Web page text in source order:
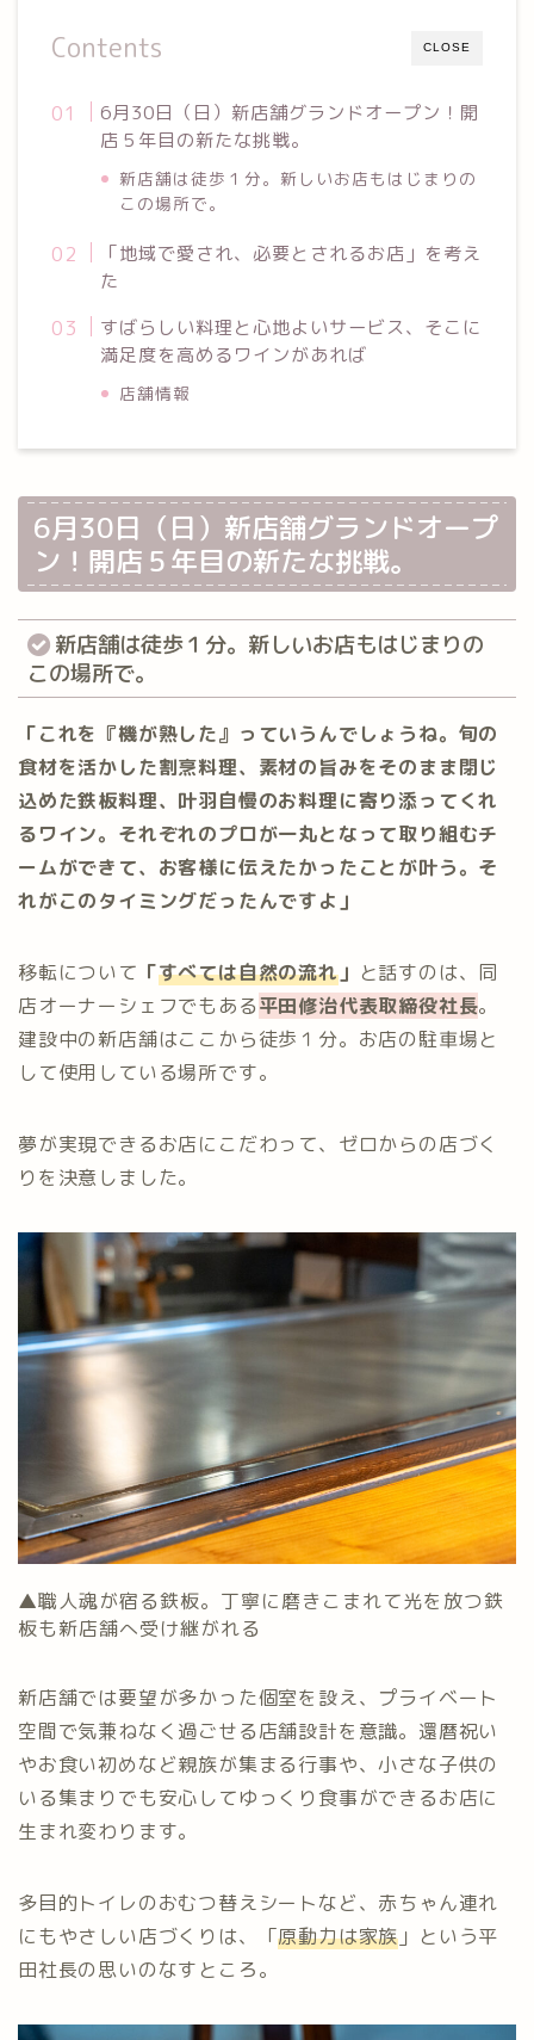
CLOSE
Contents
6月30日（日）新店舗グランドオープン！開
店５年目の新たな挑戦。
新店舗は徒歩１分。新しいお店もはじまりの
この場所で。
「地域で愛され、必要とされるお店」を考え
た
すばらしい料理と心地よいサービス、そこに
満足度を高めるワインがあれば
店舗情報
6月30日（日）新店舗グランドオープ
ン！開店５年目の新たな挑戦。
新店舗は徒歩１分。新しいお店もはじまりの
この場所で。
「これを『機が熟した』っていうんでしょうね。旬の
食材を活かした割烹料理、素材の旨みをそのまま閉じ
込めた鉄板料理、叶羽自慢のお料理に寄り添ってくれ
るワイン。それぞれのプロが一丸となって取り組むチ
ームができて、お客様に伝えたかったことが叶う。そ
れがこのタイミングだったんですよ」
移転について 「すべては自然の流れ」 と話すのは、同
店オーナーシェフでもある平田修治代表取締役社長。
建設中の新店舗はここから徒歩１分。お店の駐車場と
して使用している場所です。
夢が実現できるお店にこだわって、ゼロからの店づく
りを決意しました。
▲職人魂が宿る鉄板。丁寧に磨きこまれて光を放つ鉄
板も新店舗へ受け継がれる
新店舗では要望が多かった個室を設え、プライベート
空間で気兼ねなく過ごせる店舗設計を意識。還暦祝い
やお食い初めなど親族が集まる行事や、小さな子供の
いる集まりでも安心してゆっくり食事ができるお店に
生まれ変わります。
多目的トイレのおむつ替えシートなど、赤ちゃん連れ
にもやさしい店づくりは、「原動力は家族 」という平
田社長の思いのなすところ。